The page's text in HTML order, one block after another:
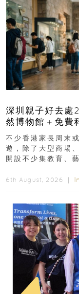
深圳親子好去處
然博物館＋免費
齡、交通、門票
不少香港家長周末
遊，除了大型商場
開設不少集教育、
6th August, 2026 ｜ In